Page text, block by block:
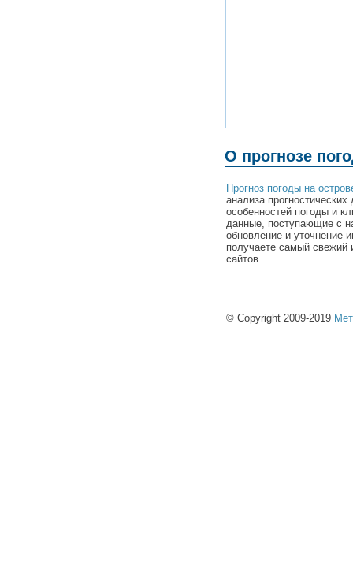
О прогнозе
Прогноз погоды на
анализа
особенностей погоды и
данные, поступающие с
обновление и уточнение
получаете самый свежий
сайтов.
© Copyright 2009-2019